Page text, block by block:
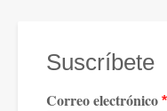
Suscríbete
Correo electrónico